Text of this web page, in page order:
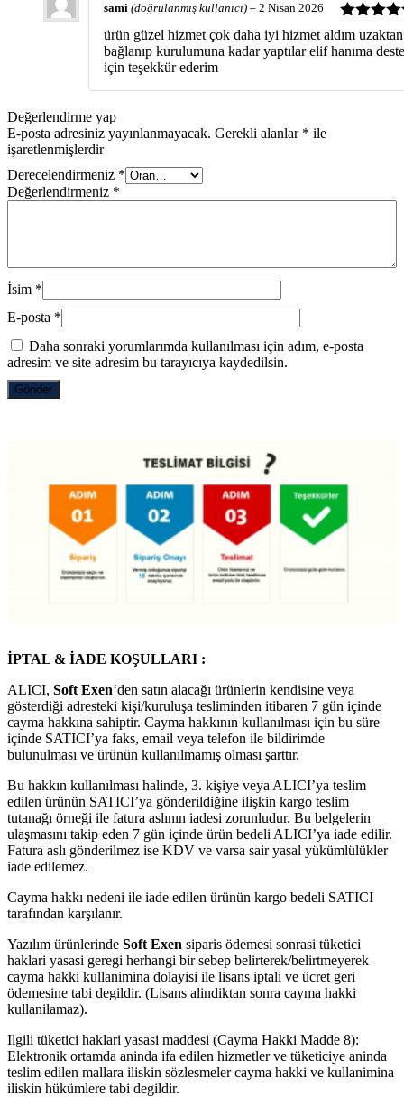
5
5oy aldı
sami (doğrulanmış kullanıcı) – 2 Nisan 2026
ürün güzel hizmet çok daha iyi hizmet aldım uzaktan
bağlanıp kurulumuna kadar yaptılar elif hanıma
için teşekkür ederim
Değerlendirme yap
E-posta adresiniz yayınlanmayacak. Gerekli alanlar * ile
işaretlenmişlerdir
Derecelendirmeniz *
Değerlendirmeniz *
İsim *
E-posta *
Daha sonraki yorumlarımda kullanılması için adım, e-posta
adresim ve site adresim bu tarayıcıya kaydedilsin.
İPTAL & İADE KOŞULLARI :
ALICI, Soft Exen‘den satın alacağı ürünlerin kendisine veya
gösterdiği adresteki kişi/kuruluşa tesliminden itibaren 7 gün içinde
cayma hakkına sahiptir. Cayma hakkının kullanılması için bu süre
içinde SATICI’ya faks, email veya telefon ile bildirimde
bulunulması ve ürünün kullanılmamış olması şarttır.
Bu hakkın kullanılması halinde, 3. kişiye veya ALICI’ya teslim
edilen ürünün SATICI’ya gönderildiğine ilişkin kargo teslim
tutanağı örneği ile fatura aslının iadesi zorunludur. Bu belgelerin
ulaşmasını takip eden 7 gün içinde ürün bedeli ALICI’ya iade edilir.
Fatura aslı gönderilmez ise KDV ve varsa sair yasal yükümlülükler
iade edilemez.
Cayma hakkı nedeni ile iade edilen ürünün kargo bedeli SATICI
tarafından karşılanır.
Yazılım ürünlerinde Soft Exen siparis ödemesi sonrasi tüketici
haklari yasasi geregi herhangi bir sebep belirterek/belirtmeyerek
cayma hakki kullanimina dolayisi ile lisans iptali ve ücret geri
ödemesine tabi degildir. (Lisans alindiktan sonra cayma hakki
kullanilamaz).
Ilgili tüketici haklari yasasi maddesi (Cayma Hakki Madde 8):
Elektronik ortamda aninda ifa edilen hizmetler ve tüketiciye aninda
teslim edilen mallara iliskin sözlesmeler cayma hakki ve kullanimina
iliskin hükümlere tabi degildir.